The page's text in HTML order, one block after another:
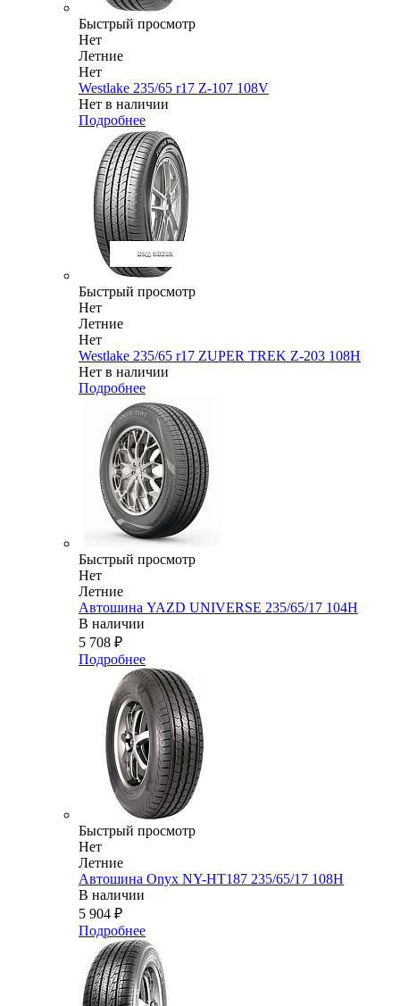
Быстрый просмотр
Нет
Летние
Нет
Westlake 235/65 r17 Z-107 108V
Нет в наличии
Подробнее
Быстрый просмотр
Нет
Летние
Нет
Westlake 235/65 r17 ZUPER TREK Z-203 108H
Нет в наличии
Подробнее
Быстрый просмотр
Нет
Летние
Автошина YAZD UNIVERSE 235/65/17 104H
В наличии
5 708 ₽
Подробнее
Быстрый просмотр
Нет
Летние
Автошина Onyx NY-HT187 235/65/17 108H
В наличии
5 904 ₽
Подробнее